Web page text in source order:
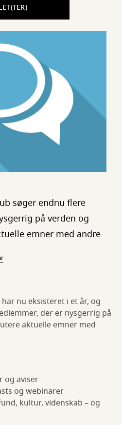
søger endnu flere
på verden og
emner med andre
nu eksisteret i et år, og
der er nysgerrig på
aktuelle emner med
og aviser
og webinarer
kultur, videnskab – og